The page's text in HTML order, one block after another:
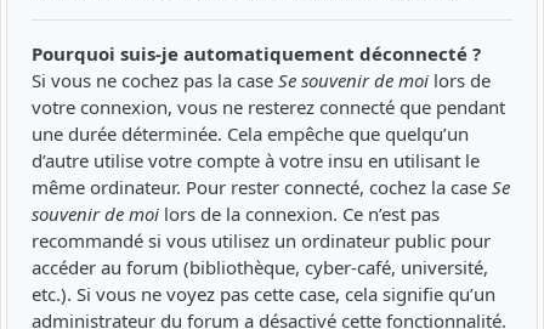
Pourquoi suis-je automatiquement déconnecté ?
Si vous ne cochez pas la case Se souvenir de moi lors de
votre connexion, vous ne resterez connecté que pendant
une durée déterminée. Cela empêche que quelqu’un
d’autre utilise votre compte à votre insu en utilisant le
même ordinateur. Pour rester connecté, cochez la case Se
souvenir de moi lors de la connexion. Ce n’est pas
recommandé si vous utilisez un ordinateur public pour
accéder au forum (bibliothèque, cyber-café, université,
etc.). Si vous ne voyez pas cette case, cela signifie qu’un
administrateur du forum a désactivé cette fonctionnalité.